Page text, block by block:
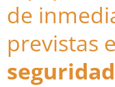
de
previstas
seguridad